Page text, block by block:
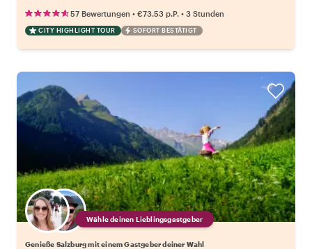
57 Bewertungen • €73.53 p.P. • 3 Stunden
CITY HIGHLIGHT TOUR SOFORT BESTÄTIGT
Wähle deinen Lieblingsgastgeber
Genieße Salzburg mit einem Gastgeber deiner Wahl